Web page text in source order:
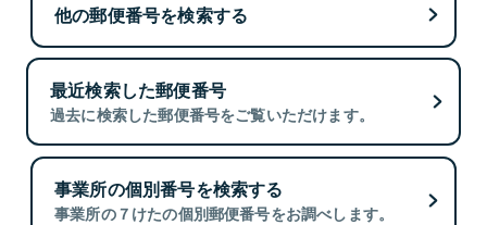
他の郵便番号を検索する
最近検索した郵便番号
過去に検索した郵便番号をご覧いただけます。
事業所の個別番号を検索する
事業所の７けたの個別郵便番号をお調べします。